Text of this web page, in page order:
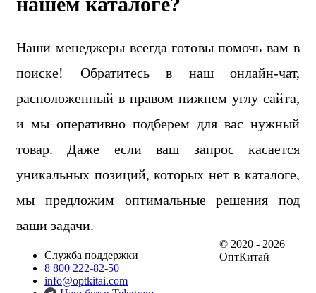
Наши менеджеры всегда готовы помочь вам в
поиске! Обратитесь в наш онлайн-чат,
расположенный в правом нижнем углу сайта,
и мы оперативно подберем для вас нужный
товар. Даже если ваш запрос касается
уникальных позиций, которых нет в каталоге,
мы предложим оптимальные решения под
ваши задачи.
Служба поддержки
8 800 222-82-50
info@optkitai.com
© 2020 - 2026
ОптКитай